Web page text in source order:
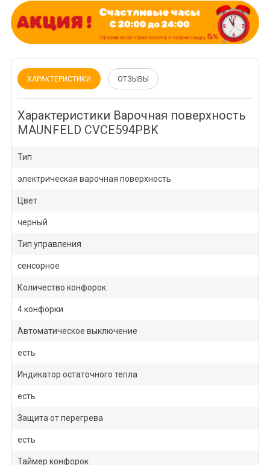
ХАРАКТЕРИСТИКИ ОТЗЫВЫ
Характеристики Варочная поверхность
MAUNFELD CVCE594PBK
Тип
электрическая варочная поверхность
Цвет
черный
Тип управления
сенсорное
Количество конфорок
4 конфорки
Автоматическое выключение
есть
Индикатор остаточного тепла
есть
Защита от перегрева
есть
Таймер конфорок